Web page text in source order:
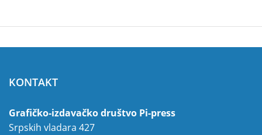
KONTAKT
Grafičko-izdavačko društvo Pi-press
Srpskih vladara 427